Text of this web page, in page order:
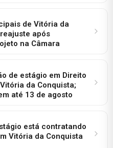
de Vitória da
após
na Câmara
de estágio em Direito
da Conquista;
até 13 de agosto
está contratando
Vitória da Conquista